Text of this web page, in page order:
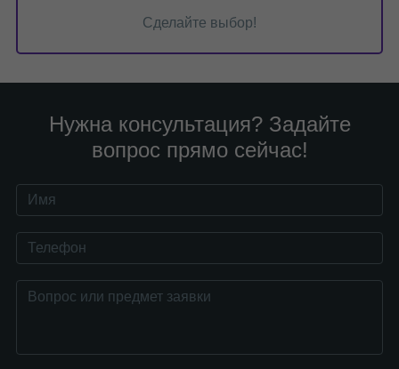
Сделайте выбор!
Нужна консультация? Задайте
вопрос прямо сейчас!